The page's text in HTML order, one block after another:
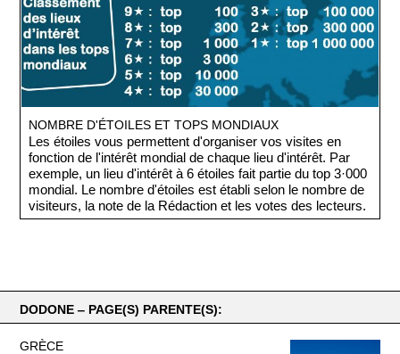
NOMBRE D'ÉTOILES ET TOPS MONDIAUX
Les étoiles vous permettent d'organiser vos visites en
fonction de l'intérêt mondial de chaque lieu d'intérêt. Par
exemple, un lieu d'intérêt à 6 étoiles fait partie du top 3·000
mondial. Le nombre d'étoiles est établi selon le nombre de
visiteurs, la note de la Rédaction et les votes des lecteurs.
DODONE ‒ PAGE(S) PARENTE(S):
GRÈCE